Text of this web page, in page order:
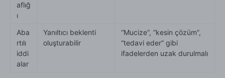
aflığ
ı
Aba
rtılı
iddi
alar
Yanıltıcı beklenti
oluşturabilir
“Mucize”, “kesin çözüm”,
“tedavi eder” gibi
ifadelerden uzak durulmalı